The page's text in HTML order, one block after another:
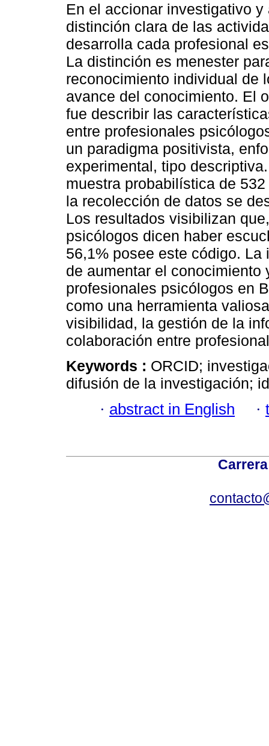
En el accionar investigativo
distinción clara de las
desarrolla cada profesional
La distinción es menester
reconocimiento individual de
avance del conocimiento. El
fue describir las
entre profesionales
un paradigma positivista,
experimental, tipo
muestra probabilística de
la recolección de datos se
Los resultados visibilizan
psicólogos dicen haber
56,1% posee este código.
de aumentar el conocimiento
profesionales psicólogos en
como una herramienta
visibilidad, la gestión de la
colaboración entre
Keywords : ORCID;
difusión de la investigación;
· abstract in English ·